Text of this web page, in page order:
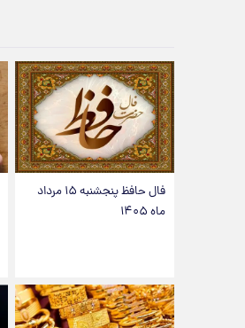
فال حافظ پنجشنبه ۱۵ مرداد
ماه ۱۴۰۵